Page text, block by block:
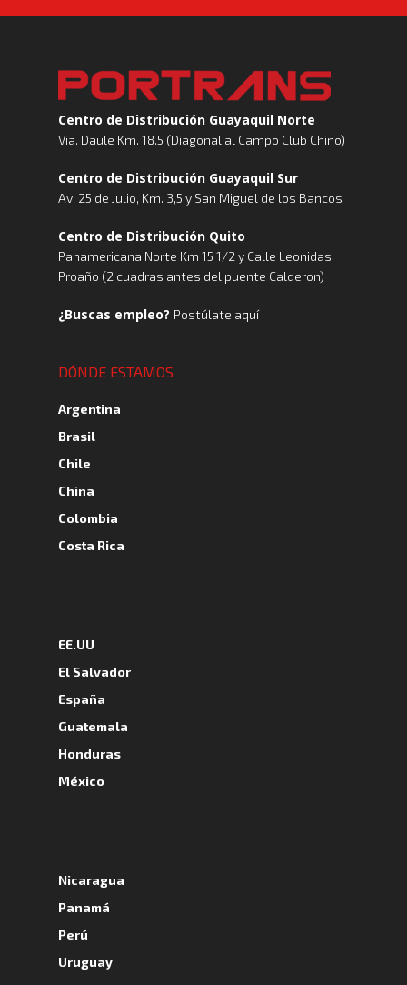
Centro de Distribución Guayaquil Norte
Via. Daule Km. 18.5 (Diagonal al Campo Club Chino)
Centro de Distribución Guayaquil Sur
Av. 25 de Julio, Km. 3,5 y San Miguel de los Bancos
Centro de Distribución Quito
Panamericana Norte Km 15 1/2 y Calle Leonidas
Proaño (2 cuadras antes del puente Calderon)
¿Buscas empleo? Postúlate aquí
DÓNDE ESTAMOS
Argentina
Brasil
Chile
China
Colombia
Costa Rica
EE.UU
El Salvador
España
Guatemala
Honduras
México
Nicaragua
Panamá
Perú
Uruguay